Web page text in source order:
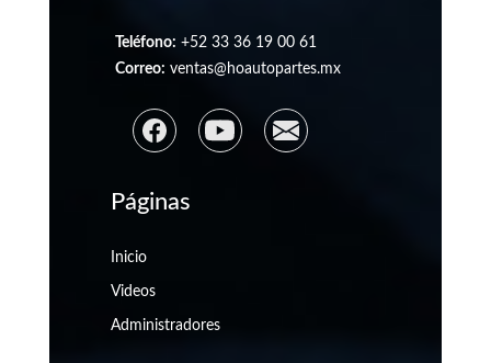
Teléfono: +52 33 36 19 00 61
Correo: ventas@hoautopartes.mx
Páginas
Inicio
Videos
Administradores